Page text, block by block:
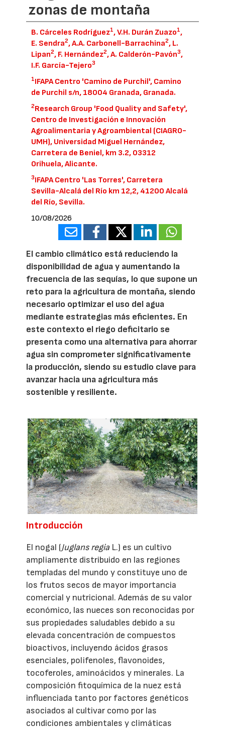
zonas de montaña
B. Cárceles Rodríguez1, V.H. Durán Zuazo1,
E. Sendra2, A.A. Carbonell-Barrachina2, L.
Lipan2, F. Hernández2, A. Calderón-Pavón3,
I.F. García-Tejero3
1IFAPA Centro 'Camino de Purchil', Camino
de Purchil s/n, 18004 Granada, Granada.
2Research Group 'Food Quality and Safety',
Centro de Investigación e Innovación
Agroalimentaria y Agroambiental (CIAGRO-
UMH), Universidad Miguel Hernández,
Carretera de Beniel, km 3.2, 03312
Orihuela, Alicante.
3IFAPA Centro 'Las Torres', Carretera
Sevilla-Alcalá del Río km 12,2, 41200 Alcalá
del Río, Sevilla.
10/08/2026
El cambio climático está reduciendo la
disponibilidad de agua y aumentando la
frecuencia de las sequías, lo que supone un
reto para la agricultura de montaña, siendo
necesario optimizar el uso del agua
mediante estrategias más eficientes. En
este contexto el riego deficitario se
presenta como una alternativa para ahorrar
agua sin comprometer significativamente
la producción, siendo su estudio clave para
avanzar hacia una agricultura más
sostenible y resiliente.
Introducción
El nogal (Juglans regia L.) es un cultivo
ampliamente distribuido en las regiones
templadas del mundo y constituye uno de
los frutos secos de mayor importancia
comercial y nutricional. Además de su valor
económico, las nueces son reconocidas por
sus propiedades saludables debido a su
elevada concentración de compuestos
bioactivos, incluyendo ácidos grasos
esenciales, polifenoles, flavonoides,
tocoferoles, aminoácidos y minerales. La
composición fitoquímica de la nuez está
influenciada tanto por factores genéticos
asociados al cultivar como por las
condiciones ambientales y climáticas